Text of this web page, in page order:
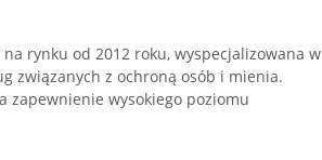
rynku od 2012 roku, wyspecjalizowana w
związanych z ochroną osób i mienia.
zapewnienie wysokiego poziomu